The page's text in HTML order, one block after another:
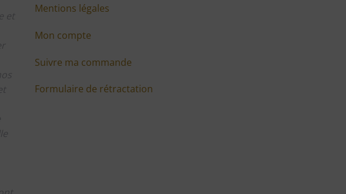
Mentions légales
Mon compte
Suivre ma commande
Formulaire de rétractation